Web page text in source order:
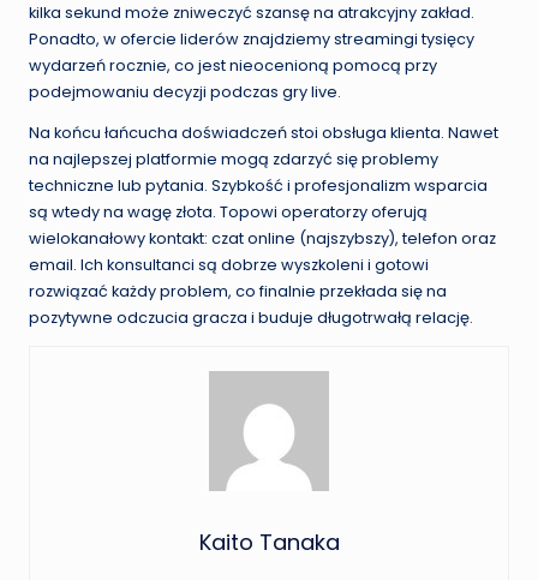
kilka sekund może zniweczyć szansę na atrakcyjny zakład.
Ponadto, w ofercie liderów znajdziemy streamingi tysięcy
wydarzeń rocznie, co jest nieocenioną pomocą przy
podejmowaniu decyzji podczas gry live.
Na końcu łańcucha doświadczeń stoi obsługa klienta. Nawet
na najlepszej platformie mogą zdarzyć się problemy
techniczne lub pytania. Szybkość i profesjonalizm wsparcia
są wtedy na wagę złota. Topowi operatorzy oferują
wielokanałowy kontakt: czat online (najszybszy), telefon oraz
email. Ich konsultanci są dobrze wyszkoleni i gotowi
rozwiązać każdy problem, co finalnie przekłada się na
pozytywne odczucia gracza i buduje długotrwałą relację.
Kaito Tanaka